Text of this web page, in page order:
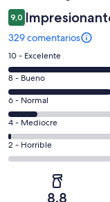
9,0
329 comentarios
177
comentarios
de
un
total
de
329
con
puntuación
10 - Excelente
115
comentarios
de
un
total
de
8 - Bueno
32
comentarios
de
un
total
6 - Normal
4
comentarios
de
4 - Mediocre
1
comentarios
2 - Horrible
8,8